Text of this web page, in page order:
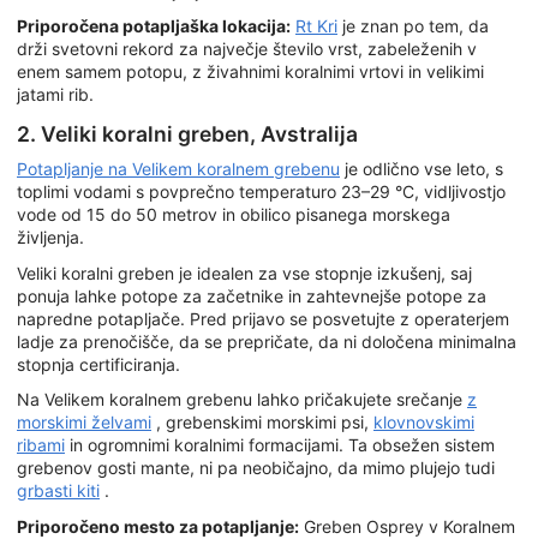
Priporočena potapljaška lokacija: Rt Kri je znan po tem, da
drži svetovni rekord za največje število vrst, zabeleženih v
enem samem potopu, z živahnimi koralnimi vrtovi in velikimi
jatami rib.
2. Veliki koralni greben, Avstralija
Potapljanje na Velikem koralnem grebenu je odlično vse leto, s
toplimi vodami s povprečno temperaturo 23–29 °C, vidljivostjo
vode od 15 do 50 metrov in obilico pisanega morskega
življenja.
Veliki koralni greben je idealen za vse stopnje izkušenj, saj
ponuja lahke potope za začetnike in zahtevnejše potope za
napredne potapljače. Pred prijavo se posvetujte z operaterjem
ladje za prenočišče, da se prepričate, da ni določena minimalna
stopnja certificiranja.
Na Velikem koralnem grebenu lahko pričakujete srečanje z
morskimi želvami , grebenskimi morskimi psi, klovnovskimi
ribami in ogromnimi koralnimi formacijami. Ta obsežen sistem
grebenov gosti mante, ni pa neobičajno, da mimo plujejo tudi
grbasti kiti .
Priporočeno mesto za potapljanje: Greben Osprey v Koralnem